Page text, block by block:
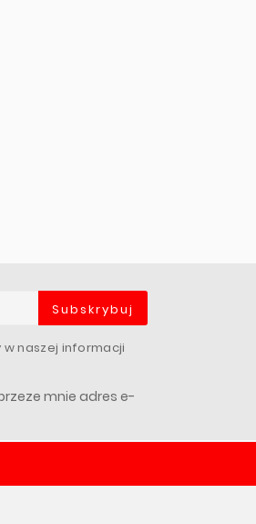
Subskrybuj
w naszej informacji
mnie adres e-